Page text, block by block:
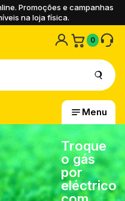
Promoções e campanhas
na loja física.
0
Menu
Troque
o gás
por
eléctrico